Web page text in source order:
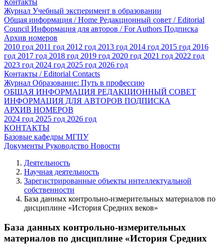
Журнал Учебный эксперимент в образовании
Общая информация / Home Редакционный совет / Editorial
Council Информация для авторов / For Authors Подписка
Архив номеров
2010 год 2011 год 2012 год 2013 год 2014 год 2015 год 2016
год 2017 год 2018 год 2019 год 2020 год 2021 год 2022 год
2023 год 2024 год 2025 год 2026 год
Контакты / Editorial Contacts
Журнал Образование: Путь в профессию
ОБЩАЯ ИНФОРМАЦИЯ РЕДАКЦИОННЫЙ СОВЕТ
ИНФОРМАЦИЯ ДЛЯ АВТОРОВ ПОДПИСКА
АРХИВ НОМЕРОВ
2024 год 2025 год 2026 год
КОНТАКТЫ
Базовые кафедры МГПУ
Документы Руководство Новости
Деятельность
Научная деятельность
Зарегистрированные объекты интеллектуальной
собственности
База данных контрольно-измерительных материалов по
дисциплине «История Средних веков»
База данных контрольно-измерительных
материалов по дисциплине «История Средних